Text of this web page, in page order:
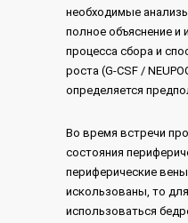
необходимые
полное объяснение и
процесса сбора и
роста (G-CSF /
определяется
Во время встречи
состояния
периферические
искользованы, то
использоваться